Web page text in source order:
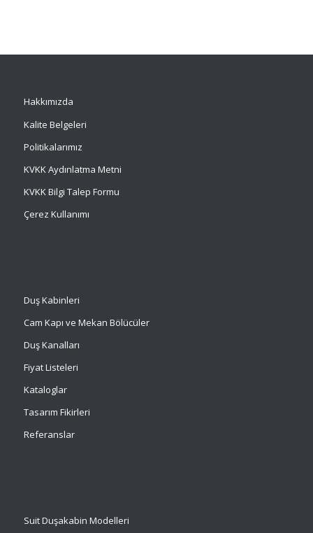
Hakkımızda
Kalite Belgeleri
Politikalarımız
KVKK Aydınlatma Metni
KVKK Bilgi Talep Formu
Çerez Kullanımı
Duş Kabinleri
Cam Kapı ve Mekan Bölücüler
Duş Kanalları
Fiyat Listeleri
Kataloglar
Tasarım Fikirleri
Referanslar
SuitDuşakabin Modelleri